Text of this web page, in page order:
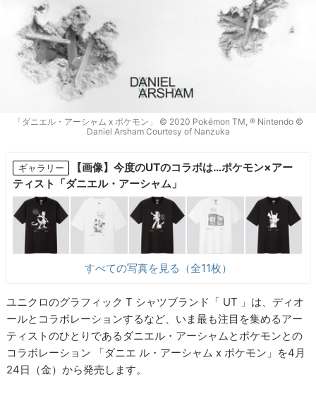
「ダニエル・アーシャム x ポケモン」 © 2020 Pokémon TM, ® Nintendo ©
Daniel Arsham Courtesy of Nanzuka
ギャラリー
【画像】今度のUTのコラボは…ポケモン×アー
ティスト「ダニエル・アーシャム」
すべての写真を見る（全11枚）
ユニクロのグラフィック T シャツブランド「 UT 」は、ディオ
ールとコラボレーションするなど、いま最も注目を集めるアー
ティストのひとりであるダニエル・アーシャムとポケモンとの
コラボレーション 「ダニエ ル・アーシャム x ポケモン」を4月
24日（金）から発売します。